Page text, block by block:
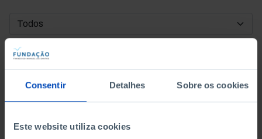
Consentir Detalhes Sobre os cookies
Este website utiliza cookies
DATA DE INÍCIO
DATA DE FIM